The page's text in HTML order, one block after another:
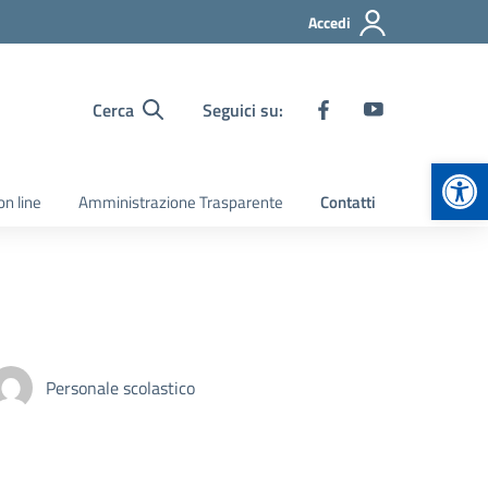
Accedi
Cerca Seguici su:
line Amministrazione Trasparente Contatti
Personale scolastico